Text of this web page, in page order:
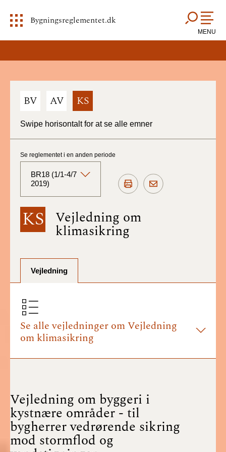
Bygningsreglementet.dk
MENU
BV AV KS
Swipe horisontalt for at se alle emner
KS Vejledning om
klimasikring
Se reglementet i en anden periode
BR18 (1/1-4/7
2019)
BR18 (Aktuelt)
BR18 (1/7-31/12
BR18 (1/1-30/6
BR18 (1/7- 31/12
2024)
BR18 (1/1- 30/06
BR18 (17/9 - 31/12
2022)
BR18 (1/7 - 16/9
Vejledning
Se alle vejledninger om Vejledning
om klimasikring
Vejledning om byggeri i
kystnære områder - til
bygherrer vedrørende sikring
mod stormflod og